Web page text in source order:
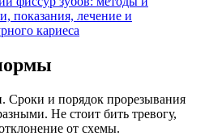
показания, лечение и
кариеса
Сроки и порядок прорезывания
Не стоит бить тревогу,
от схемы.